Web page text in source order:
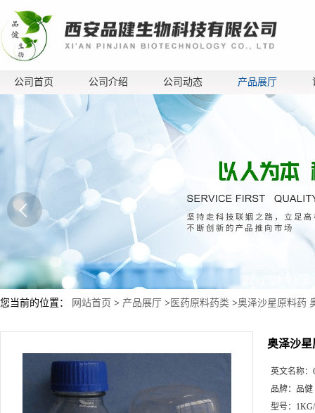
公司首页 公司介绍 公司动态 产品展厅
您当前的位置： 网站首页 > 产品展厅 > 医药原料药类 >奥泽沙星原料药
奥泽沙星
英文名称：
品牌： 品健
型号：